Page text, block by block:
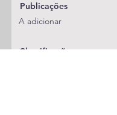
Publicações
A adicionar
Classificação